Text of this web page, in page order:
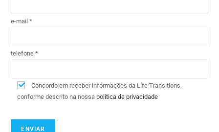
e-mail *
telefone *
Concordo em receber informações da Life Transitions,
conforme descrito na nossa política de privacidade